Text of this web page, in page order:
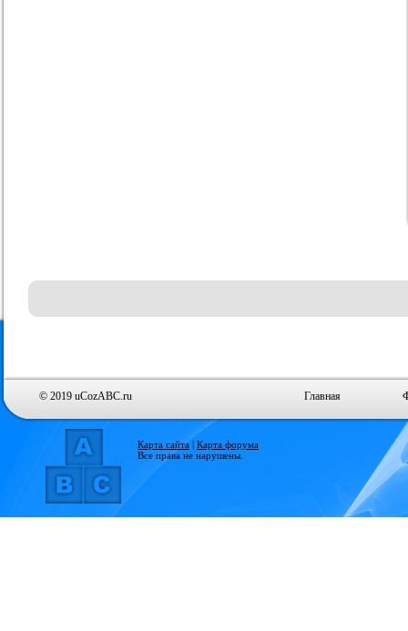
© 2019 uCozABC.ru Главная
Карта сайта | Карта форума
Все права не нарушены.